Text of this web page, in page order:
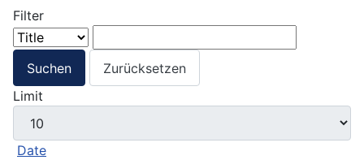
Filter
Suchen
Zurücksetzen
Limit
Date